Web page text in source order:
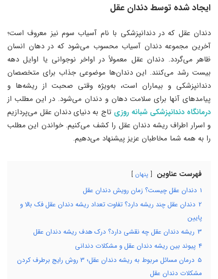
ایجاد شده توسط دندان عقل
دندان عقل که در دندانپزشکی با نام آسیاب سوم نیز معروف است؛
آخرین مجموعه دندان آسیاب محسوب می‌شود که در دهان انسان
ظاهر می‌گردد. دندان عقل معمولاً در اواخر نوجوانی یا اوایل دهه
بیست رشد می‌کنند. این دندان‌ها موضوعی جذاب برای متخصصان
دندانپزشکی و بیماران است، به‌ویژه وقتی صحبت از ریشه‌ها و
پیامدهای آنها برای سلامت دهان و دندان می‌شود. در این مطلب از
درمانگاه دندانپزشکی شبانه روزی تاج به دنیای دندان عقل می‌پردازیم
و اسرار اطراف ریشه دندان عقل را کشف می‌کنیم. خواندن این مطلب
را به همه شما مخاطبان عزیز پیشنهاد می‌دهیم.
فهرست عناوین پنهان
1 دندان عقل چیست؟ زمان رویش دندان عقل
2 دندان عقل چند ریشه دارد؟ تفاوت تعداد ریشه دندان عقل فک بالا و
پایین
3 ریشه دندان عقل چه نقشی دارد؟ درک هدف ریشه دندان عقل
4 پیوند بین ریشه دندان عقل و مشکلات دندانی
5
درمان مسائل مربوط به ریشه دندان عقل؛ 3 روش رایج برطرف کردن
مشکلات دندان عقل